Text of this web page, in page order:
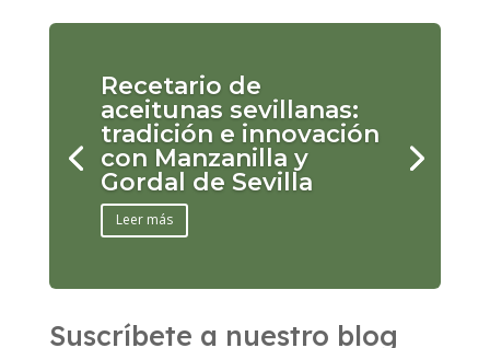
Recetario de
aceitunas sevillanas:
tradición e innovación
con Manzanilla y
Gordal de Sevilla
Leer más
Suscríbete a nuestro blog